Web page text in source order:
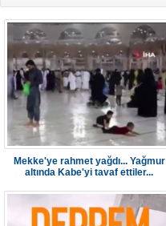
Mekke'ye rahmet yağdı... Yağmur
altında Kabe'yi tavaf ettiler...